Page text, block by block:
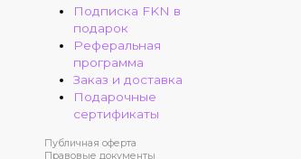
Подписка FKN в
подарок
Реферальная
программа
Заказ и доставка
Подарочные
сертификаты
Публичная оферта
Правовые документы